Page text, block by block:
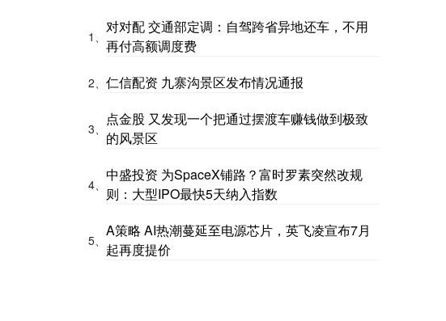
1、
对对配 交通部定调：自驾跨省异地还车，不用
再付高额调度费
2、 仁信配资 九寨沟景区发布情况通报
3、
点金股 又发现一个把通过摆渡车赚钱做到极致
的风景区
4、
中盛投资 为SpaceX铺路？富时罗素突然改规
则：大型IPO最快5天纳入指数
5、
A策略 AI热潮蔓延至电源芯片，英飞凌宣布7月
起再度提价